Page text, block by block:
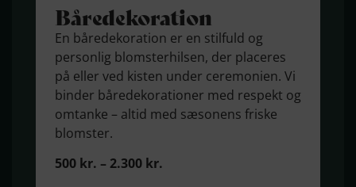
Båre­dekoration
En båredekoration er en stilfuld og
personlig blomsterhilsen, der placeres
på eller ved kisten under ceremonien. Vi
binder båredekorationer med respekt og
omtanke – altid med sæsonens friske
blomster.
500 kr. – 2.300 kr.